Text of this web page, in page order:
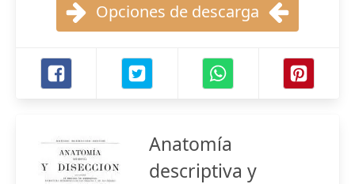
Opciones de descarga
Anatomía
descriptiva y